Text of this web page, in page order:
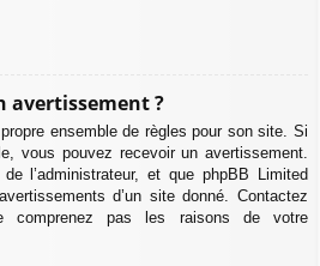
avertissement ?
ensemble de règles pour son site. Si
vous pouvez recevoir un avertissement.
l’administrateur, et que phpBB Limited
d’un site donné. Contactez
comprenez pas les raisons de votre